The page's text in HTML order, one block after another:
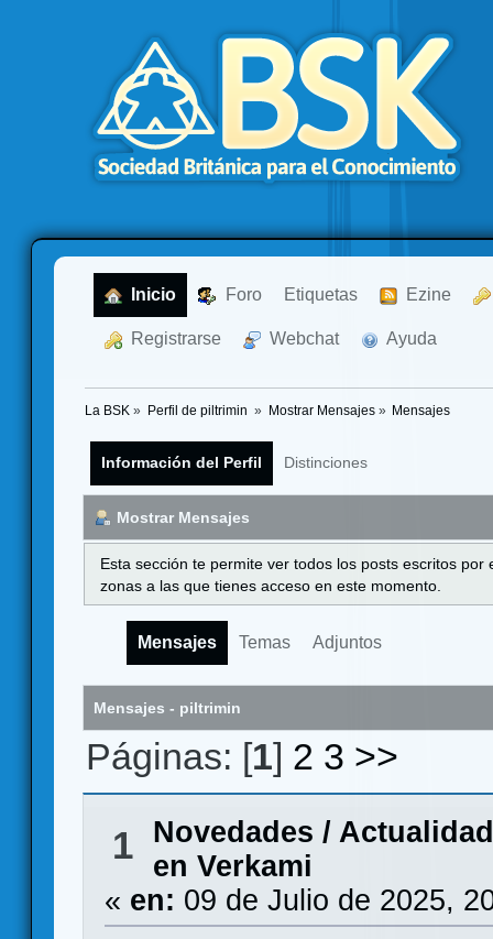
Inicio Foro Etiquetas Ezine
Registrarse Webchat Ayuda
La BSK » Perfil de piltrimin » Mostrar Mensajes» Mensajes
Información del Perfil Distinciones
Mostrar Mensajes
Esta sección te permite ver todos los posts escritos
zonas a las que tienes acceso en este momento.
Mensajes Temas Adjuntos
Mensajes - piltrimin
Páginas: [1] 2 3 >>
1
Novedades / Actualidad
en Verkami
« en: 09 de Julio de 2025,